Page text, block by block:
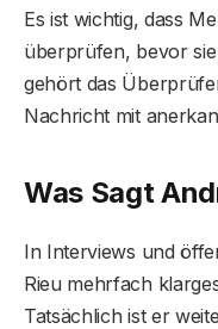
Es ist wichtig, dass
überprüfen, bevor
gehört das
Nachricht mit
Was Sagt
In Interviews und
Rieu mehrfach
Tatsächlich ist er